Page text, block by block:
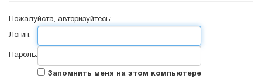
Пожалуйста, авторизуйтесь:
Логин:
Пароль:
Запомнить меня на этом компьютере